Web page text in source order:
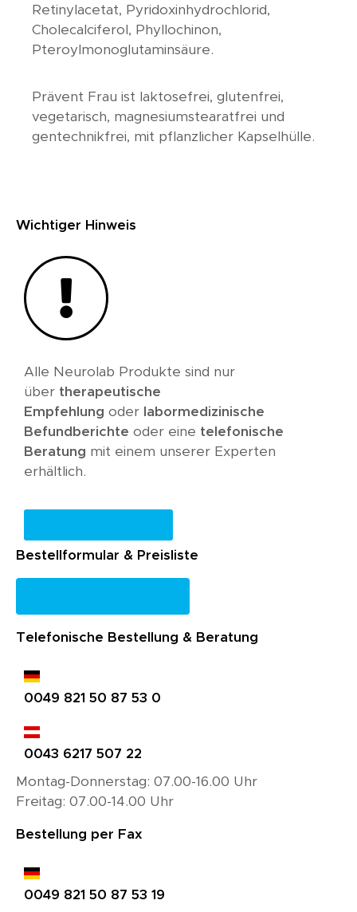
Wichtiger Hinweis
Alle Neurolab Produkte sind nur
über therapeutische
Empfehlung oder labormedizinische
Befundberichte oder eine telefonische
Beratung mit einem unserer Experten
erhältlich.
Bestellformular & Preisliste
Telefonische Bestellung & Beratung
0049 821 50 87 53 0
0043 6217 507 22
Montag-Donnerstag: 07.00-16.00 Uhr
Freitag: 07.00-14.00 Uhr
Bestellung per Fax
0049 821 50 87 53 19
Retinylacetat, Pyridoxinhydrochlorid,
Cholecalciferol, Phyllochinon,
Pteroylmonoglutaminsäure.
Prävent Frau ist laktosefrei, glutenfrei,
vegetarisch, magnesiumstearatfrei und
gentechnikfrei, mit pflanzlicher Kapselhülle.